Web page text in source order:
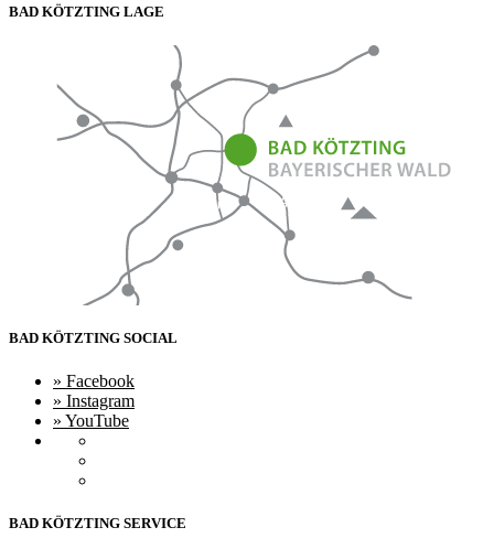
BAD KÖTZTING LAGE
BAD KÖTZTING SOCIAL
» Facebook
» Instagram
» YouTube
BAD KÖTZTING SERVICE